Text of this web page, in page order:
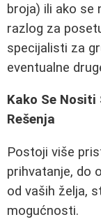
broja) ili ako se
razlog za
specijalisti za
eventualne
Kako Se
Rešenja
Postoji više
prihvatanje, do
od vaših želja,
mogućnosti.